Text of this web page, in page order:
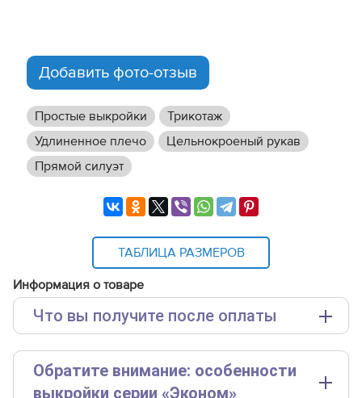
Добавить фото-отзыв
Простые выкройки
Трикотаж
Удлиненное плечо
Цельнокроеный рукав
Прямой силуэт
ТАБЛИЦА РАЗМЕРОВ
Информация о товаре
Что вы получите после оплаты
Выкройка PDF для печати на принтере A4 или
плоттере A0 с шириной печати 810мм в зависимости
от выбора формата
Обратите внимание: особенности
выкройки серии «Эконом»